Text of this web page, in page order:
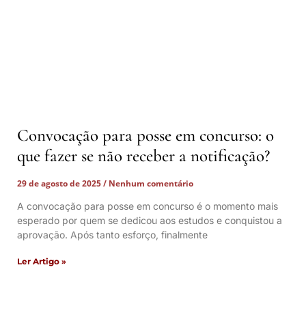
Convocação para posse em concurso: o
que fazer se não receber a notificação?
29 de agosto de 2025
Nenhum comentário
A convocação para posse em concurso é o momento mais
esperado por quem se dedicou aos estudos e conquistou a
aprovação. Após tanto esforço, finalmente
Ler Artigo »